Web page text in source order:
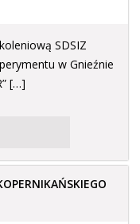
SDSIZ
w Gnieźnie
[…]